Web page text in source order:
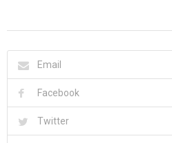
Email
Facebook
Twitter